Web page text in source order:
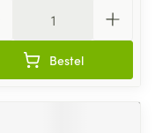
Bestel